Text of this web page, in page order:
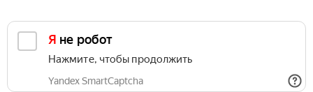
Я не робот
Нажмите, чтобы продолжить
Yandex SmartCaptcha